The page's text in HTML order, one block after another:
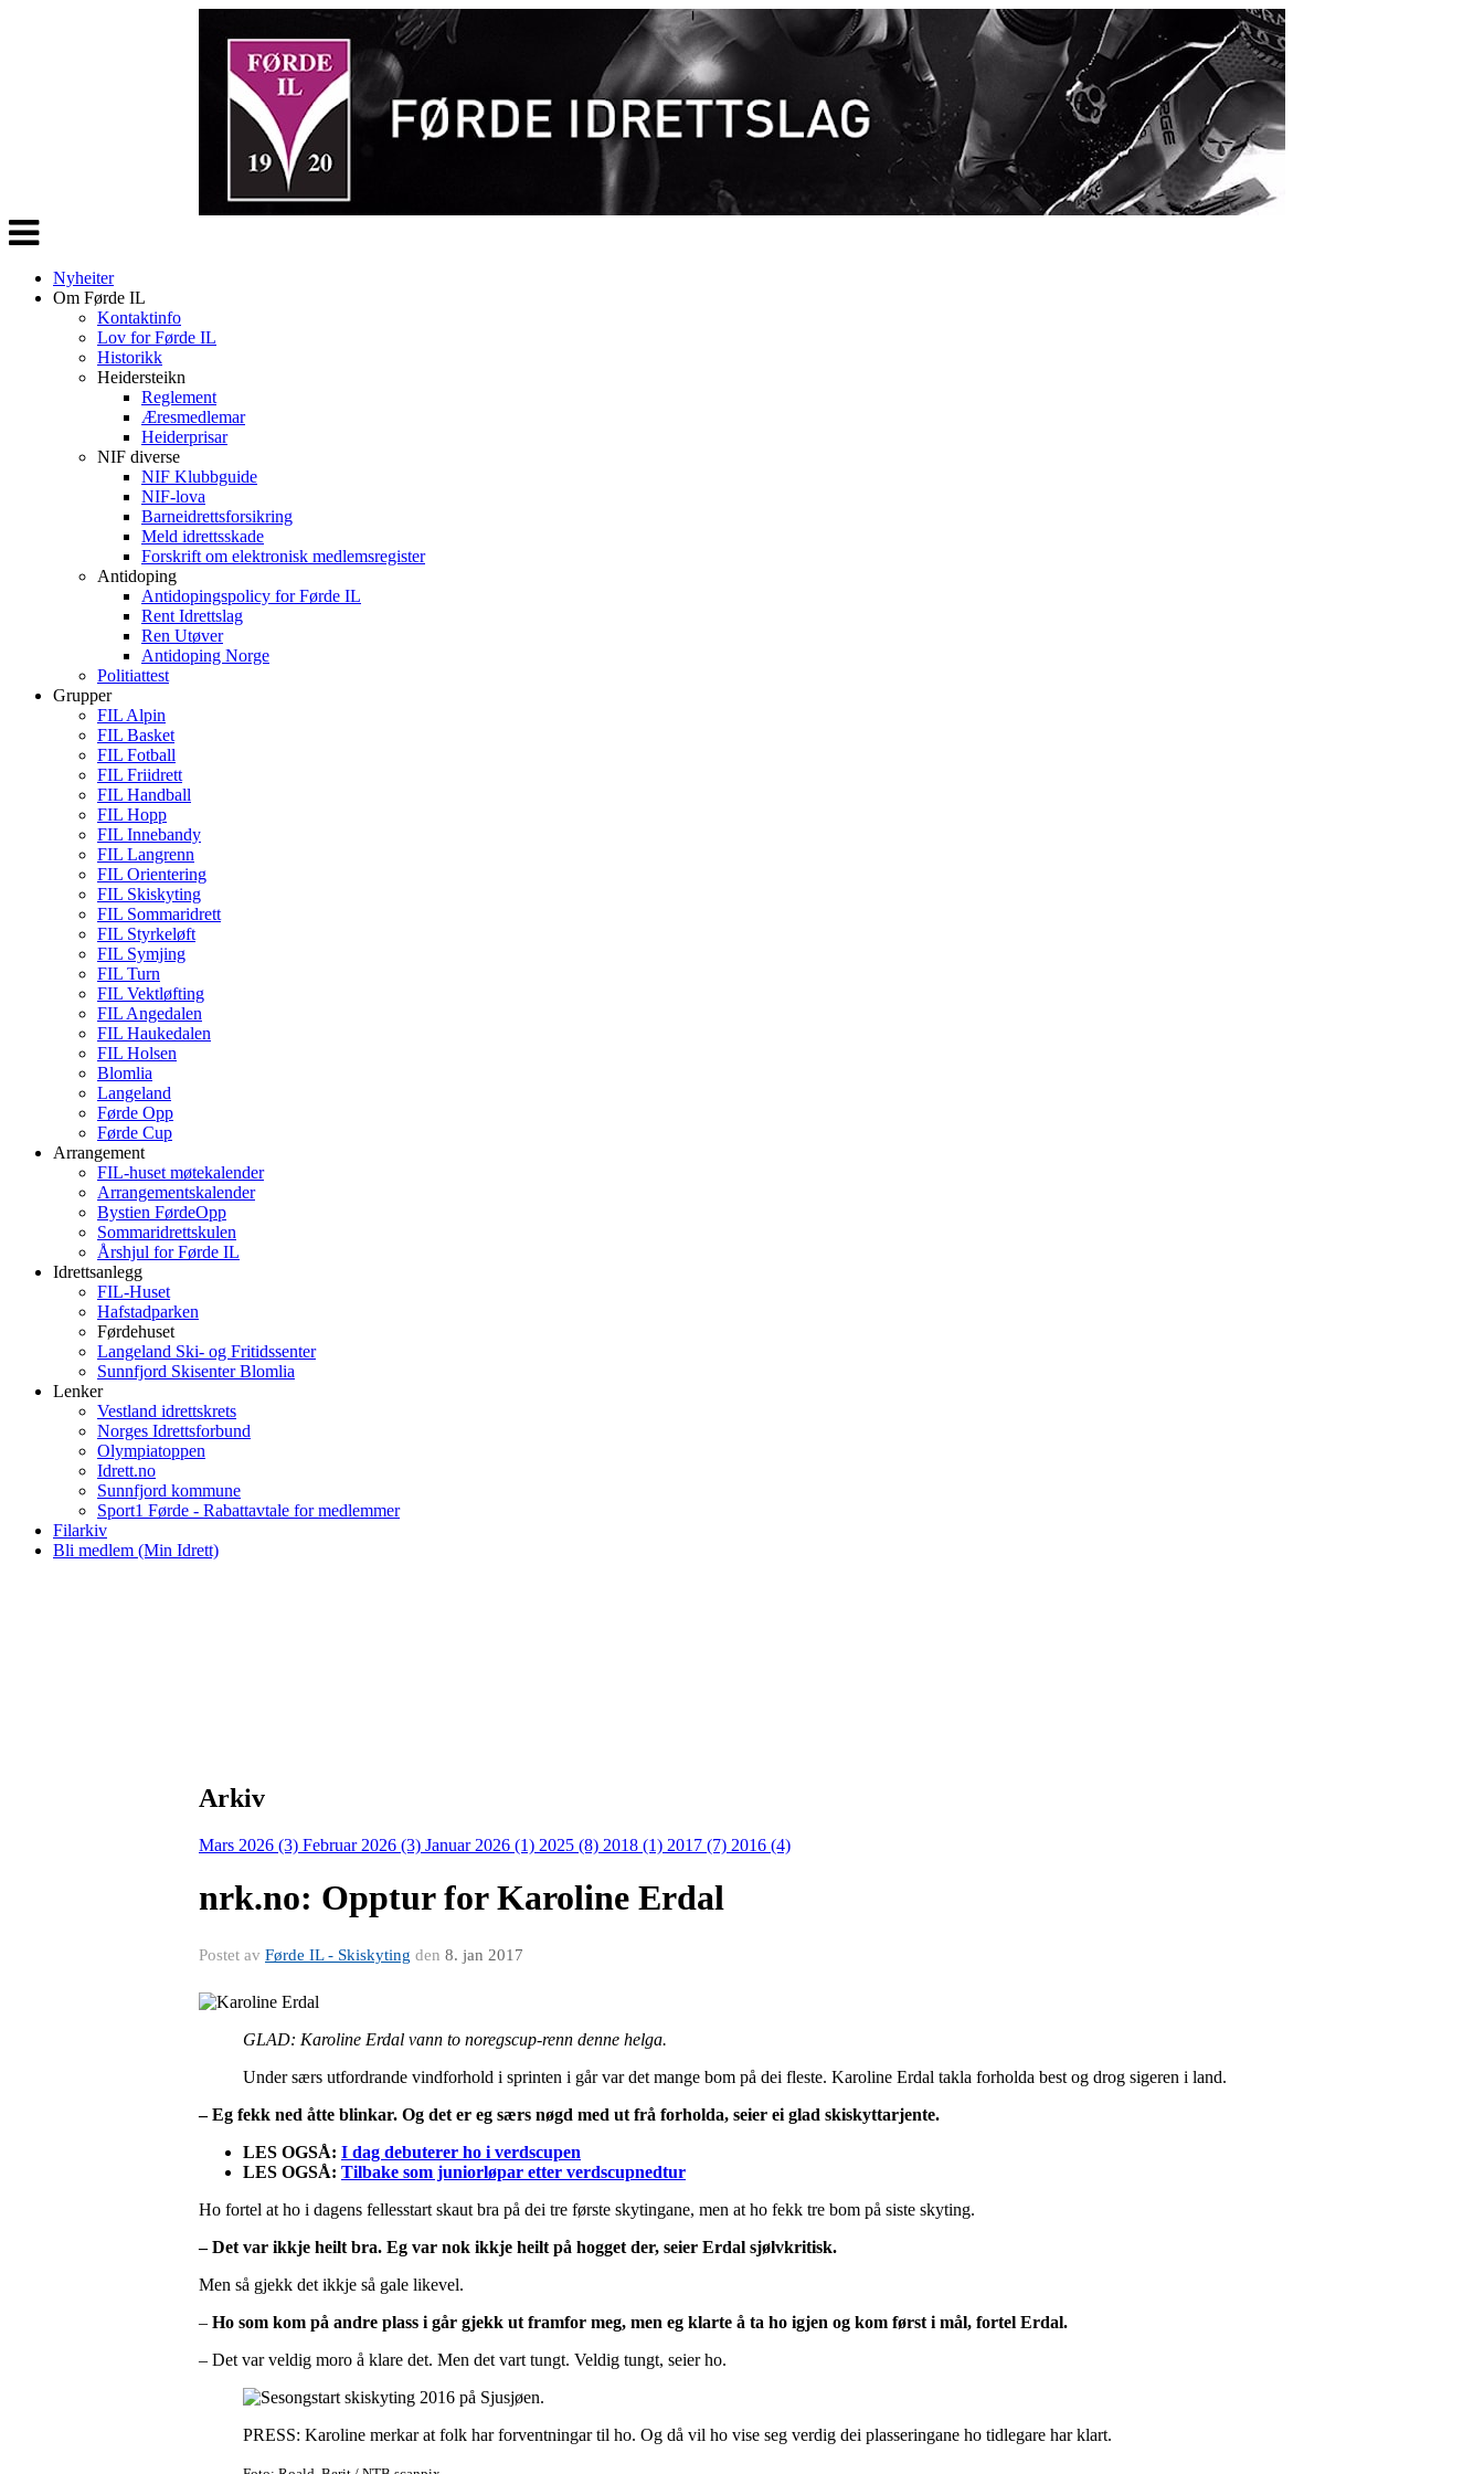
Veksle
navigasjon
Nyheiter
Om Førde IL
Kontaktinfo
Lov for Førde IL
Historikk
Heidersteikn
Reglement
Æresmedlemar
Heiderprisar
NIF diverse
NIF Klubbguide
NIF-lova
Barneidrettsforsikring
Meld idrettsskade
Forskrift om elektronisk medlemsregister
Antidoping
Antidopingspolicy for Førde IL
Rent Idrettslag
Ren Utøver
Antidoping Norge
Politiattest
Grupper
FIL Alpin
FIL Basket
FIL Fotball
FIL Friidrett
FIL Handball
FIL Hopp
FIL Innebandy
FIL Langrenn
FIL Orientering
FIL Skiskyting
FIL Sommaridrett
FIL Styrkeløft
FIL Symjing
FIL Turn
FIL Vektløfting
FIL Angedalen
FIL Haukedalen
FIL Holsen
Blomlia
Langeland
Førde Opp
Førde Cup
Arrangement
FIL-huset møtekalender
Arrangementskalender
Bystien FørdeOpp
Sommaridrettskulen
Årshjul for Førde IL
Idrettsanlegg
FIL-Huset
Hafstadparken
Førdehuset
Langeland Ski- og Fritidssenter
Sunnfjord Skisenter Blomlia
Lenker
Vestland idrettskrets
Norges Idrettsforbund
Olympiatoppen
Idrett.no
Sunnfjord kommune
Sport1 Førde - Rabattavtale for medlemmer
Filarkiv
Bli medlem (Min Idrett)
Arkiv
Mars 2026 (3) Februar 2026 (3) Januar 2026 (1) 2025 (8) 2018 (1) 2017 (7) 2016 (4)
nrk.no: Opptur for Karoline Erdal
Postet av Førde IL - Skiskyting den 8. jan 2017
GLAD: Karoline Erdal vann to noregscup-renn denne helga.
Under særs utfordrande vindforhold i sprinten i går var det mange bom på dei fleste. Karoline Erdal takla forholda best og drog sigeren i land.
– Eg fekk ned åtte blinkar. Og det er eg særs nøgd med ut frå forholda, seier ei glad skiskyttarjente.
LES OGSÅ: I dag debuterer ho i verdscupen
LES OGSÅ: Tilbake som juniorløpar etter verdscupnedtur
Ho fortel at ho i dagens fellesstart skaut bra på dei tre første skytingane, men at ho fekk tre bom på siste skyting.
– Det var ikkje heilt bra. Eg var nok ikkje heilt på hogget der, seier Erdal sjølvkritisk.
Men så gjekk det ikkje så gale likevel.
– Ho som kom på andre plass i går gjekk ut framfor meg, men eg klarte å ta ho igjen og kom først i mål, fortel Erdal.
– Det var veldig moro å klare det. Men det vart tungt. Veldig tungt, seier ho.
PRESS: Karoline merkar at folk har forventningar til ho. Og då vil ho vise seg verdig dei plasseringane ho tidlegare har klart.